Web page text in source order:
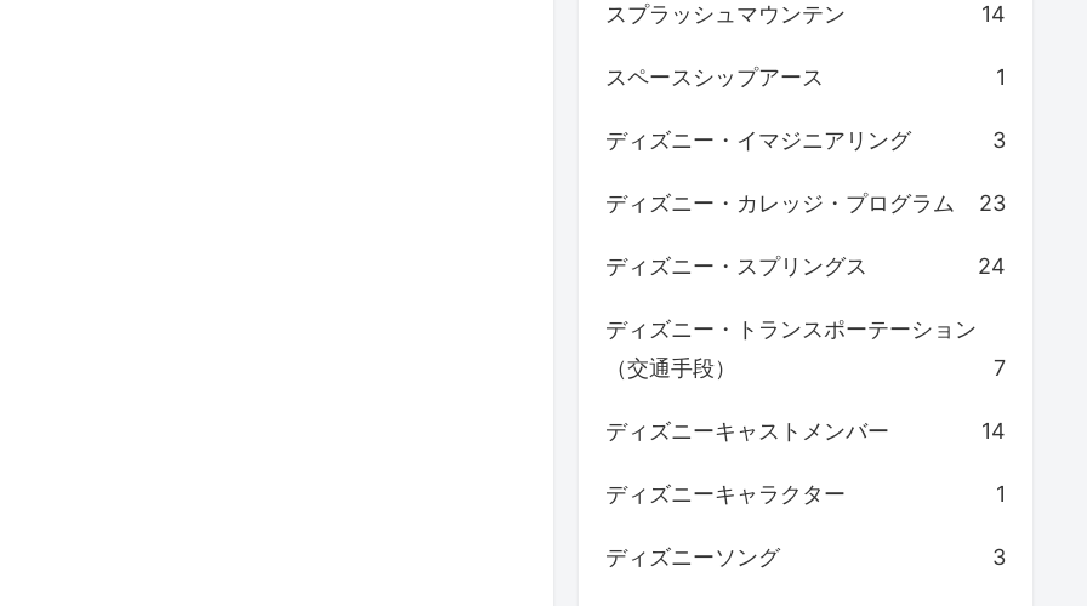
スプラッシュマウンテン 14
スペースシップアース 1
ディズニー・イマジニアリング 3
ディズニー・カレッジ・プログラム 23
ディズニー・スプリングス 24
ディズニー・トランスポーテーション
（交通手段）
7
ディズニーキャストメンバー 14
ディズニーキャラクター 1
ディズニーソング 3